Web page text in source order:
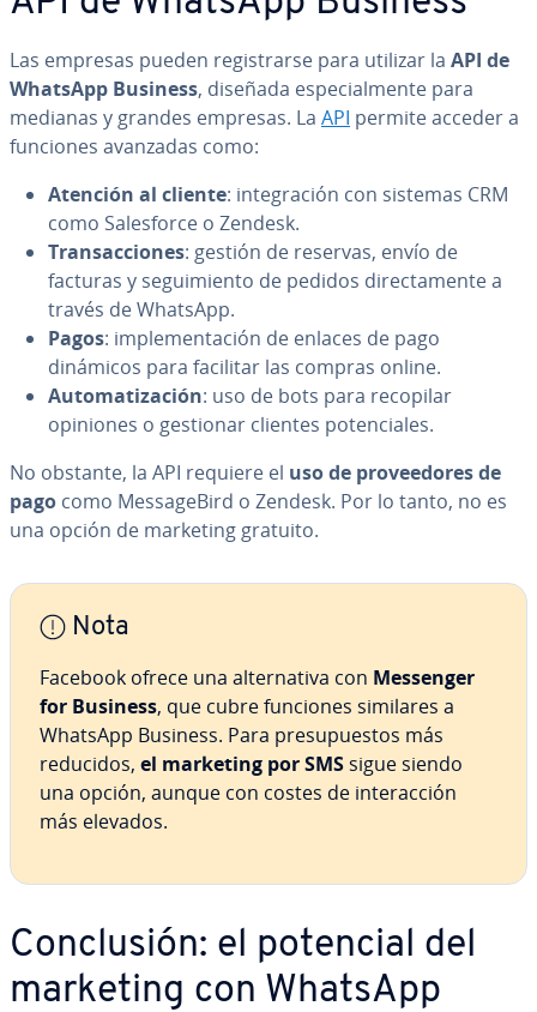
Las empresas pueden re­gi­s­trar­se para utilizar la API de
WhatsApp Business, diseñada es­pe­cia­l­me­n­te para
medianas y grandes empresas. La API permite acceder a
funciones avanzadas como:
Atención al cliente: in­te­gra­ción con sistemas CRM
como Sa­le­s­fo­r­ce o Zendesk.
Tra­n­sac­cio­nes: gestión de reservas, envío de
facturas y se­gui­mie­n­to de pedidos di­re­c­ta­me­n­te a
través de WhatsApp.
Pagos: im­ple­me­n­ta­ción de enlaces de pago
dinámicos para facilitar las compras online.
Au­to­ma­ti­za­ción: uso de bots para recopilar
opiniones o gestionar clientes po­te­n­cia­les.
No obstante, la API requiere el uso de pro­vee­do­res de
pago como Me­s­sa­ge­Bi­rd o Zendesk. Por lo tanto, no es
una opción de marketing gratuito.
Nota
Facebook ofrece una al­te­r­na­ti­va con Messenger
for Business, que cubre funciones similares a
WhatsApp Business. Para pre­su­pue­s­tos más
reducidos, el marketing por SMSsigue siendo
una opción, aunque con costes de in­ter­ac­ción
más elevados.
Co­n­clu­sión: el potencial del
marketing con WhatsApp